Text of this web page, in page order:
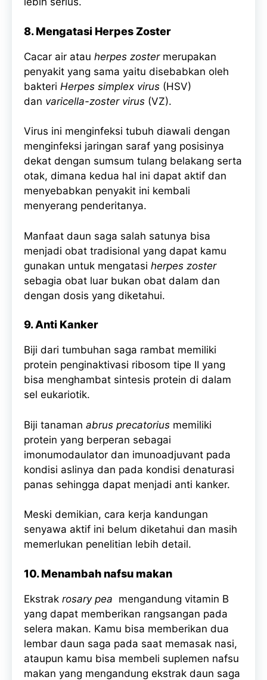
8. Mengatasi Herpes Zoster
Cacar air atau herpes zoster merupakan
penyakit yang sama yaitu disebabkan oleh
bakteri Herpes simplex virus (HSV)
dan varicella-zoster virus (VZ).
Virus ini menginfeksi tubuh diawali dengan
menginfeksi jaringan saraf yang posisinya
dekat dengan sumsum tulang belakang serta
otak, dimana kedua hal ini dapat aktif dan
menyebabkan penyakit ini kembali
menyerang penderitanya.
Manfaat daun saga salah satunya bisa
menjadi obat tradisional yang dapat kamu
gunakan untuk mengatasi herpes zoster
sebagia obat luar bukan obat dalam dan
dengan dosis yang diketahui.
9. Anti Kanker
Biji dari tumbuhan saga rambat memiliki
protein penginaktivasi ribosom tipe II yang
bisa menghambat sintesis protein di dalam
sel eukariotik.
Biji tanaman abrus precatorius memiliki
protein yang berperan sebagai
imonumodaulator dan imunoadjuvant pada
kondisi aslinya dan pada kondisi denaturasi
panas sehingga dapat menjadi anti kanker.
Meski demikian, cara kerja kandungan
senyawa aktif ini belum diketahui dan masih
memerlukan penelitian lebih detail.
10. Menambah nafsu makan
Ekstrak rosary pea mengandung vitamin B
yang dapat memberikan rangsangan pada
selera makan. Kamu bisa memberikan dua
lembar daun saga pada saat memasak nasi,
ataupun kamu bisa membeli suplemen nafsu
makan yang mengandung ekstrak daun saga